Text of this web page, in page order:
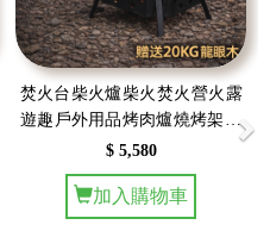
焚火台 柴火爐 柴火 焚火 營火 露
遊趣 戶外用品 烤肉爐 燒烤架 暖
爐
$ 5,580
加入購物車